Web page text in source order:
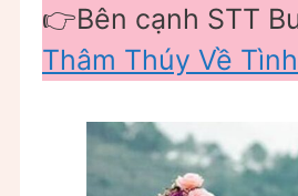
👉Bên cạnh STT
Thâm Thúy Về